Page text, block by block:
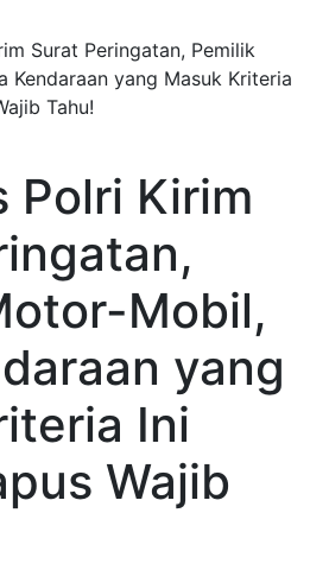
Surat Peringatan, Pemilik
Kendaraan yang Masuk Kriteria
Tahu!
Polri Kirim
Mobil,
yang
Ini
Wajib